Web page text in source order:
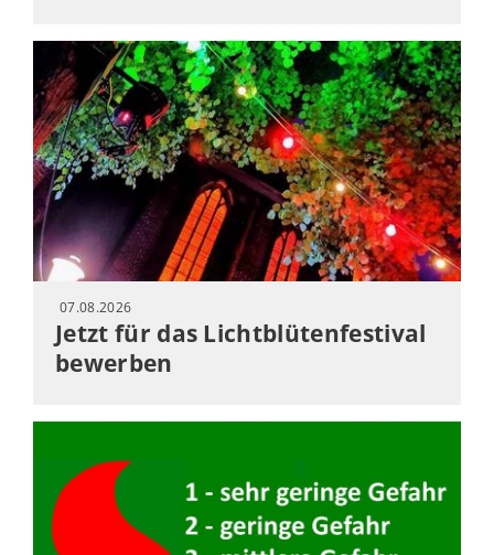
07.08.2026
Jetzt für das Lichtblütenfestival
bewerben